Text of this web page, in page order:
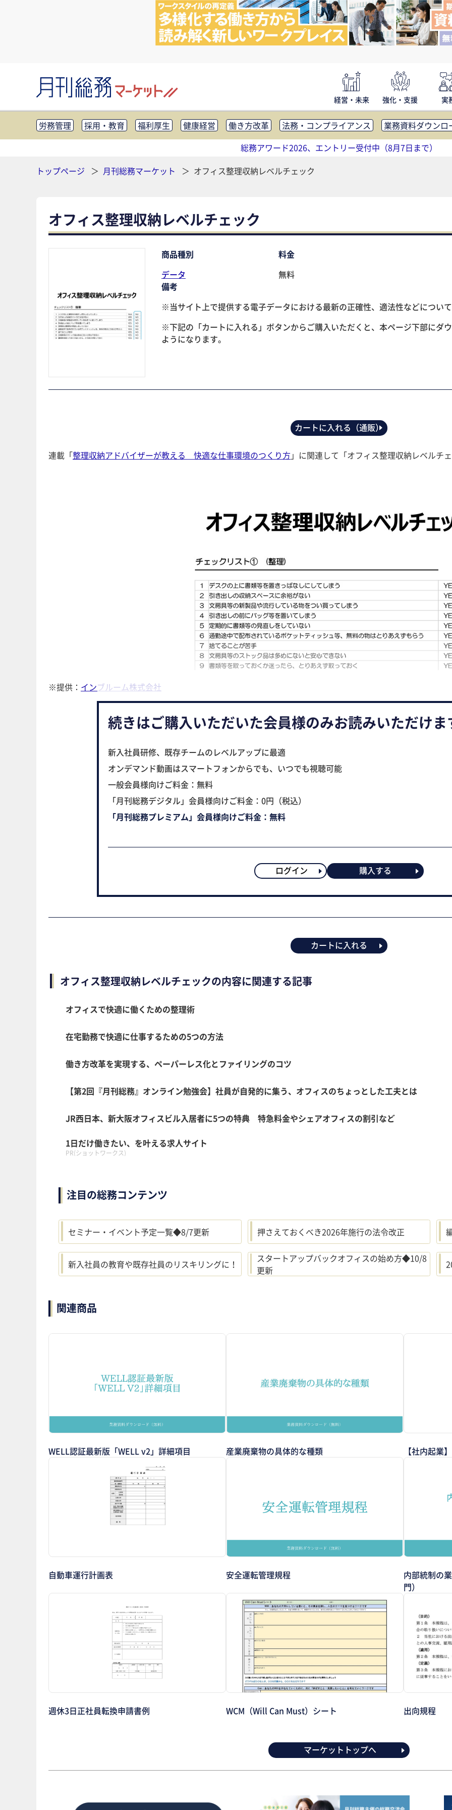
経営・未来 強化・支援 実
労務管理 採用・教育 福利厚生 健康経営 働き方改革 法務・コンプライアンス
業務資料ダウンロ
知財管理
リスクマネジメント・BCP 社外・社内広報 社外・社内コミュニケーション活性化
FM・オフ
助成金・補助金・コスト削減 アウトソーシング・BPO
調査・レ
総務アワード2026、エントリー受付中（8月7日まで）
トップページ
月刊総務マーケット オフィス整理収納レベルチェック
オフィス整理収納レベルチェック
商品種別
データ
料金
無料
備考
※当サイト上で提供する電子データにおける最新の正確性、適法性などについ
※下記の「カートに入れる」ボタンからご購入いただくと、本ページ下部にダ
ようになります。
カートに入れる（通販）
連載「整理収納アドバイザーが教える 快適な仕事環境のつくり方 」に関連して「オフィス整理収納レベルチ
※提供： インブルーム株式会社
続きはご購入いただいた会員様のみお読みいただけま
新入社員研修、既存チームのレベルアップに最適
オンデマンド動画はスマートフォンからでも、いつでも視聴可能
一般会員様向けご料金：無料
「月刊総務デジタル」会員様向けご料金：0円（税込）
「月刊総務プレミアム」会員様向けご料金：無料
ログイン 購入する
カートに入れる
オフィス整理収納レベルチェックの内容に関連する記事
オフィスで快適に働くための整理術
在宅勤務で快適に仕事するための5つの方法
働き方改革を実現する、ペーパーレス化とファイリングのコツ
【第2回『月刊総務』オンライン勉強会】社員が自発的に集う、オフィスのちょっとした工夫とは
JR西日本、新大阪オフィスビル入居者に5つの特典 特急料金やシェアオフィスの割引など
1日だけ働きたい、を叶える求人サイト
PR(ショットワークス)
注目の総務コンテンツ
セミナー・イベント予定一覧◆8/7更新 押さえておくべき2026年施行の法令改正
新入社員の教育や既存社員のリスキリングに！
スタートアップバックオフィスの始め方◆10/8
更新
関連商品
WELL認証最新版「WELL v2」詳細項目 産業廃棄物の具体的な種類 【社内起業
自動車運行計画表 安全運転管理規程
内部統制の
門）
週休3日正社員転換申請書例 WCM（Will Can Must）シート 出向規程
マーケットトップへ